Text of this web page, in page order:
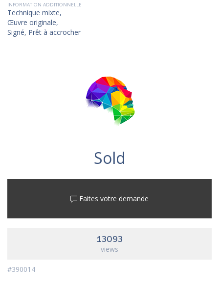
INFORMATION ADDITIONNELLE
Technique mixte,
Œuvre originale,
Signé, Prêt à accrocher
Sold
Faites votre demande
13093
views
#390014